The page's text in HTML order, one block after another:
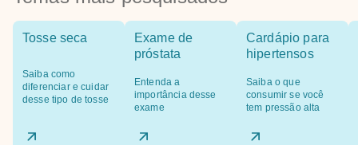
Tosse seca
Saiba como
diferenciar e cuidar
desse tipo de tosse
Exame de
próstata
Entenda a
importância desse
exame
Cardápio para
hipertensos
Saiba o que
consumir se você
tem pressão alta